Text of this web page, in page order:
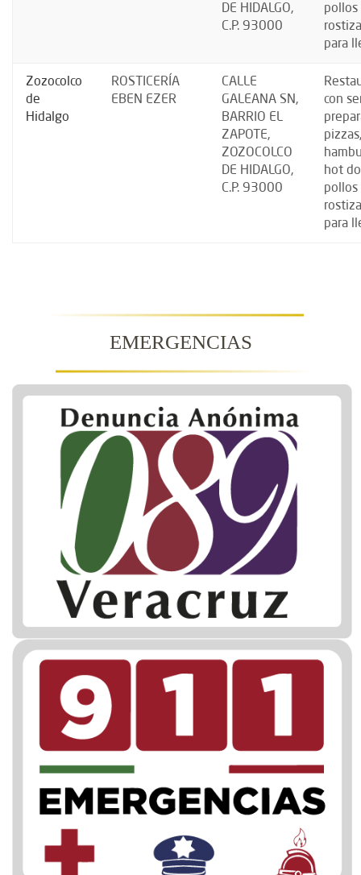
DE HIDALGO,
C.P. 93000
pollos
para
Zozocolco
de
Hidalgo
ROSTICERÍA
EBEN EZER
CALLE
GALEANA SN,
BARRIO EL
ZAPOTE,
ZOZOCOLCO
DE HIDALGO,
C.P. 93000
con
pizzas,
hot
pollos
para
EMERGENCIAS